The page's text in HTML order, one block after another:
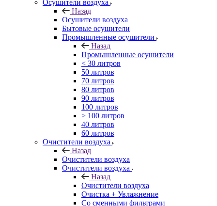
Осушители воздуха
Назад
Осушители воздуха
Бытовые осушители
Промышленные осушители
Назад
Промышленные осушители
< 30 литров
50 литров
70 литров
80 литров
90 литров
100 литров
> 100 литров
40 литров
60 литров
Очистители воздуха
Назад
Очистители воздуха
Очистители воздуха
Назад
Очистители воздуха
Очистка + Увлажнение
Cо сменными фильтрами